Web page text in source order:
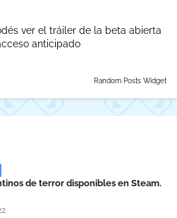
ver el tráiler de la beta abierta
anticipado
Random Posts Widget
de terror disponibles en Steam.